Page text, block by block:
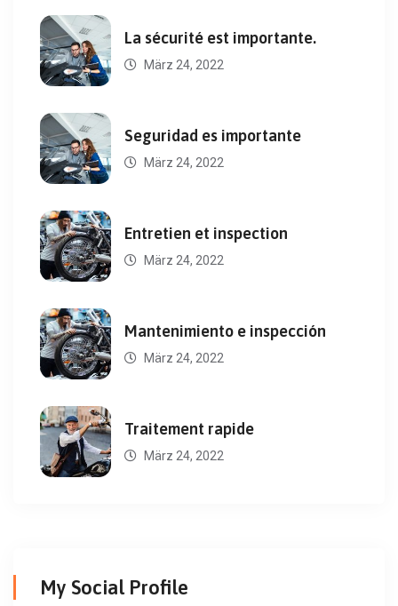
La sécurité est importante.
März 24, 2022
Seguridad es importante
März 24, 2022
Entretien et inspection
März 24, 2022
Mantenimiento e inspección
März 24, 2022
Traitement rapide
März 24, 2022
My Social Profile